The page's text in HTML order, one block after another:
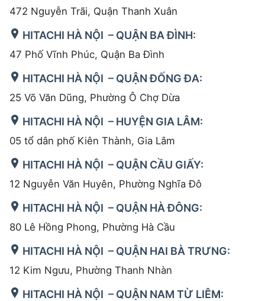
472 Nguyễn Trãi, Quận Thanh Xuân
HITACHI HÀ NỘI – QUẬN BA ĐÌNH:
47 Phố Vĩnh Phúc, Quận Ba Đình
HITACHI HÀ NỘI – QUẬN ĐỐNG ĐA:
25 Võ Văn Dũng, Phường Ô Chợ Dừa
HITACHI HÀ NỘI – HUYỆN GIA LÂM:
05 tổ dân phố Kiên Thành, Gia Lâm
HITACHI HÀ NỘI – QUẬN CẦU GIẤY:
12 Nguyễn Văn Huyên, Phường Nghĩa Đô
HITACHI HÀ NỘI – QUẬN HÀ ĐÔNG:
80 Lê Hồng Phong, Phường Hà Cầu
HITACHI HÀ NỘI – QUẬN HAI BÀ TRƯNG:
12 Kim Ngưu, Phường Thanh Nhàn
HITACHI HÀ NỘI – QUẬN NAM TỪ LIÊM: